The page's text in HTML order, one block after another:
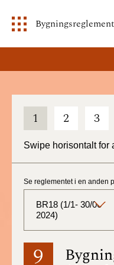
1 2 3
Swipe horisontalt for
9
Se reglementet i en anden
BR18 (1/1- 30/06
2024)
BR18 (Aktuelt)